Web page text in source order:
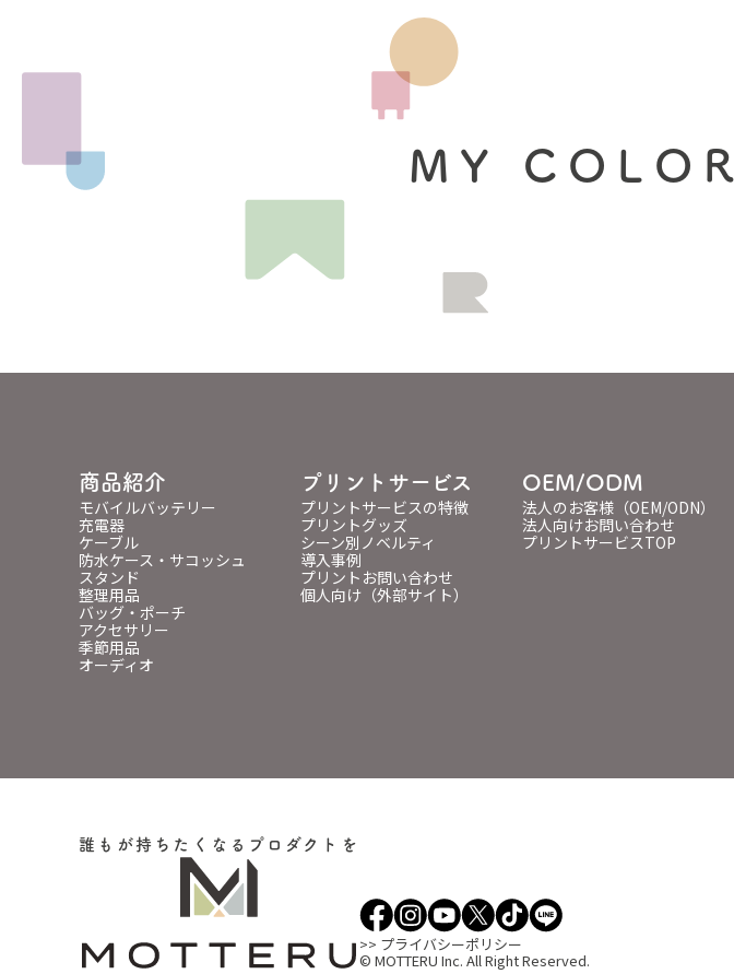
MY
商品紹介
モバイルバッテリー
充電器
ケーブル
防水ケース・サコッシュ
スタンド
整理用品
バッグ・ポーチ
アクセサリー
季節用品
オーディオ
プリントサービス
プリントサービスの特徴
プリントグッズ
シーン別ノベルティ
導入事例
プリントお問い合わせ
個人向け（外部サイト）
OEM/ODM
法人のお客様（OEM/ODN）
法人向けお問い合わせ
プリントサービスTOP
誰もが持ちたくなるプロダクトを
>> プライバシーポリシー
© MOTTERU Inc. All Right Reserved.